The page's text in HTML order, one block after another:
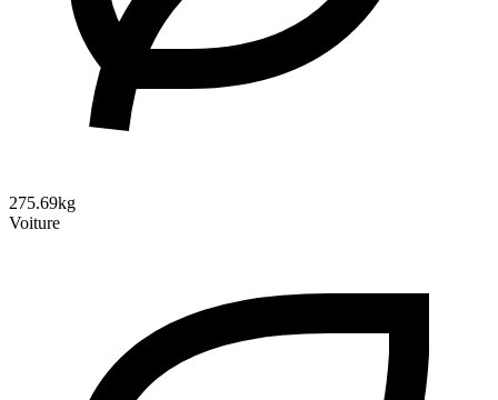
275.69kg
Voiture